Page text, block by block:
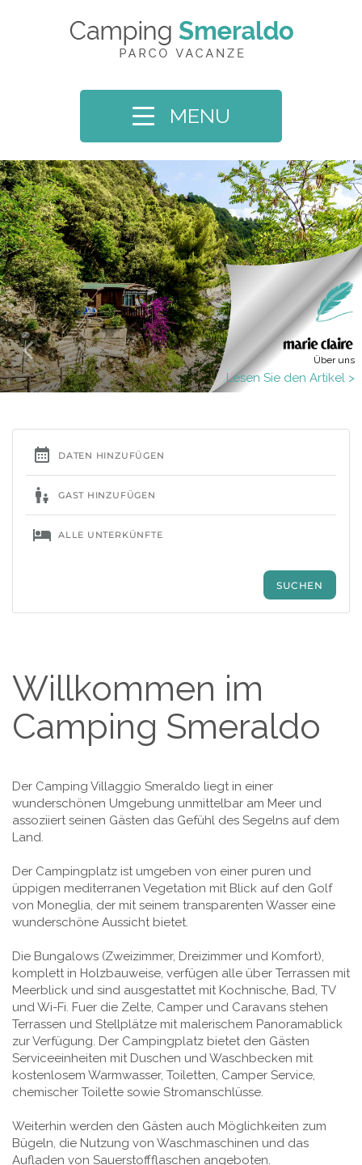
MENU
Über uns
Lesen Sie den Artikel >
Willkommen im
Camping Smeraldo
Der Camping Villaggio Smeraldo liegt in einer
wunderschönen Umgebung unmittelbar am Meer und
assoziiert seinen Gästen das Gefühl des Segelns auf dem
Land.
Der Campingplatz ist umgeben von einer puren und
üppigen mediterranen Vegetation mit Blick auf den Golf
von Moneglia, der mit seinem transparenten Wasser eine
wunderschöne Aussicht bietet.
Die Bungalows (Zweizimmer, Dreizimmer und Komfort),
komplett in Holzbauweise, verfügen alle über Terrassen mit
Meerblick und sind ausgestattet mit Kochnische, Bad, TV
und Wi-Fi. Fuer die Zelte, Camper und Caravans stehen
Terrassen und Stellplätze mit malerischem Panoramablick
zur Verfügung. Der Campingplatz bietet den Gästen
Serviceeinheiten mit Duschen und Waschbecken mit
kostenlosem Warmwasser, Toiletten, Camper Service,
chemischer Toilette sowie Stromanschlüsse.
Weiterhin werden den Gästen auch Möglichkeiten zum
Bügeln, die Nutzung von Waschmaschinen und das
Aufladen von Sauerstoffflaschen angeboten.